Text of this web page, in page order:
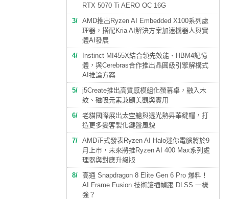
RTX 5070 Ti AERO OC 16G
3
AMD推出Ryzen AI Embedded X100系列處
理器，搭配Kria AI解決方案加速機器人與實
體AI發展
4
Instinct MI455X結合領先效能、HBM4記憶
體，與Cerebras合作推出晶圓級引擎解構式
AI推論方案
5
j5Create推出高質感模組化螢幕桌，融入木
紋、磁吸元素兼顧美觀與實用
6
老貓國際展出太空艙與透光熱昇華鍵帽，打
造更多變客製化鍵盤風貌
7
AMD正式發表Ryzen AI Halo迷你電腦將於9
月上市，未來將推Ryzen AI 400 Max系列處
理器與對應升級版
8
高通 Snapdragon 8 Elite Gen 6 Pro 爆料！
AI Frame Fusion 技術讓插幀跟 DLSS 一樣
強？